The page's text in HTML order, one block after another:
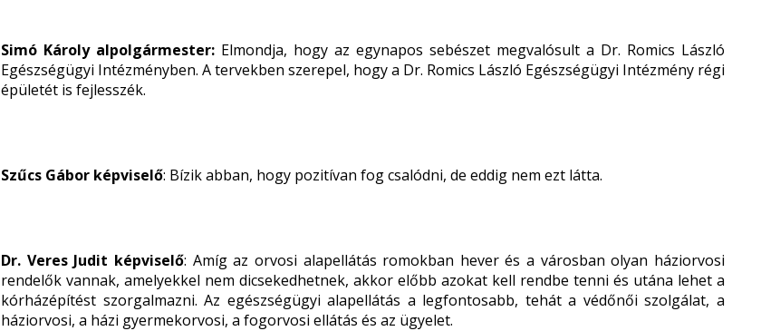
Simó Károly alpolgármester: Elmondja, hogy az egynapos sebészet megvalósult a Dr. Romics László
Egészségügyi Intézményben. A tervekben szerepel, hogy a Dr. Romics László Egészségügyi Intézmény régi
épületét is fejlesszék.
Szűcs Gábor képviselő: Bízik abban, hogy pozitívan fog csalódni, de eddig nem ezt látta.
Dr. Veres Judit képviselő: Amíg az orvosi alapellátás romokban hever és a városban olyan háziorvosi
rendelők vannak, amelyekkel nem dicsekedhetnek, akkor előbb azokat kell rendbe tenni és utána lehet a
kórházépítést szorgalmazni. Az egészségügyi alapellátás a legfontosabb, tehát a védőnői szolgálat, a
háziorvosi, a házi gyermekorvosi, a fogorvosi ellátás és az ügyelet.